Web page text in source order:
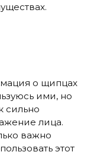
о щипцах
ими, но
сильно
лица.
важно
этот